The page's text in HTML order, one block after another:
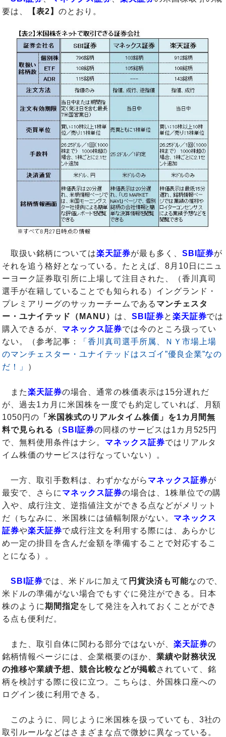
要は、
【表2】のとおり。
取扱い銘柄については楽天証券が最も多く、 SBI証券が
それを追う格好となっている。たとえば、8月10日にニュ
ーヨーク証券取引所に上場して注目された、（香川真司
選手が在籍していることでも知られる）イングランド・
プレミアリーグのサッカーチームである マンチェスタ
ー・ユナイテッド（MANU） は、 SBI証券と 楽天証券では
購入できるが、 マネックス証券では今のところ扱ってい
ない。（参考記事：
「香川真司選手所属、ＮＹ市場上場
のマンチェスター・ユナイテッドはスゴイ”優良企業”なの
だ！」 ）
また楽天証券の場合、通常の株価表示は15分遅れだ
が、過去1カ月に米国株を一度でも約定していれば、月額
1050円の 「米国株式のリアルタイム株価」を1カ月間無
料で見られる
（SBI証券の同様のサービスは1カ月525円
で、無料使用条件はナシ。 マネックス証券ではリアルタ
イム株価のサービスは行なっていない）。
一方、取引手数料は、わずかながら マネックス証券が
最安で、さらに マネックス証券の場合は、1株単位での購
入や、成行注文、逆指値注文ができる点などがメリット
だ（ちなみに、米国株には値幅制限がない。 マネックス
証券や楽天証券で成行注文を利用する際には、あらかじ
め一定の掛目を含んだ金額を準備することで対応するこ
とになる）。
SBI証券では、米ドルに加えて 円貨決済も可能なので、
米ドルの準備がない場合でもすぐに発注ができる。日本
株のように期間指定 をして発注を入れておくことができ
る点も便利だ。
また、取引自体に関わる部分ではないが、 楽天証券の
銘柄情報ページには、企業概要のほか、 業績や財務状況
の推移や業績予想、競合比較などが掲載されていて、銘
柄を検討する際に役に立つ。こちらは、外国株口座への
ログイン後に利用できる。
このように、同じように米国株を扱っていても、3社の
取引ルールなどはさまざまな点で微妙に異なっている。